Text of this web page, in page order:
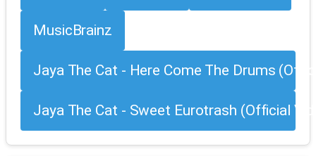
MusicBrainz
Jaya The Cat - Here Come The Drums
Jaya The Cat - Sweet Eurotrash (Official